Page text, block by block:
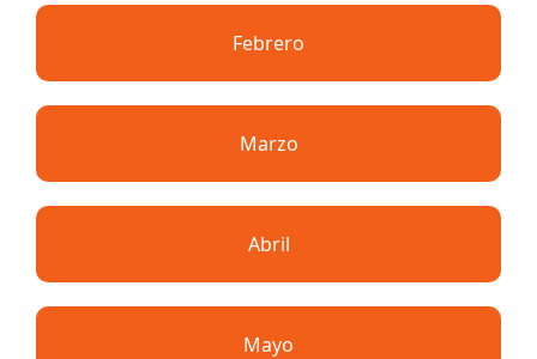
Febrero
Marzo
Abril
Mayo